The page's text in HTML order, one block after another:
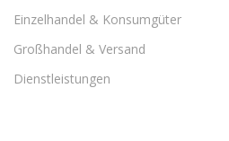
Einzelhandel & Konsumgüter
Großhandel & Versand
Dienstleistungen